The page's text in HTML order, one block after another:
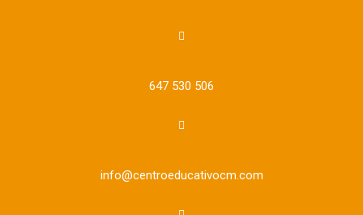
647 530 506
info@centroeducativocm.com